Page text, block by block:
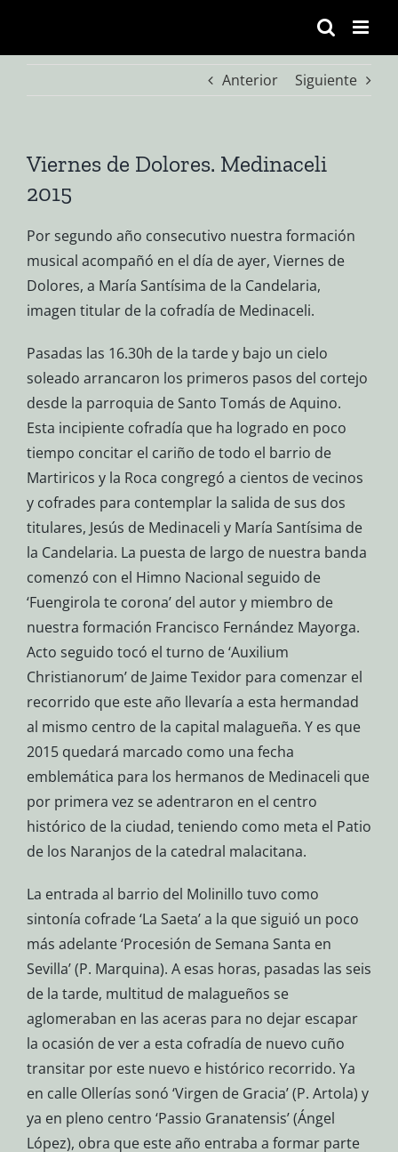
contenido
Anterior
Siguiente
Viernes de Dolores. Medinaceli
2015
Por segundo año consecutivo nuestra formación
musical acompañó en el día de ayer, Viernes de
Dolores, a María Santísima de la Candelaria,
imagen titular de la cofradía de Medinaceli.
Pasadas las 16.30h de la tarde y bajo un cielo
soleado arrancaron los primeros pasos del cortejo
desde la parroquia de Santo Tomás de Aquino.
Esta incipiente cofradía que ha logrado en poco
tiempo concitar el cariño de todo el barrio de
Martiricos y la Roca congregó a cientos de vecinos
y cofrades para contemplar la salida de sus dos
titulares, Jesús de Medinaceli y María Santísima de
la Candelaria. La puesta de largo de nuestra banda
comenzó con el Himno Nacional seguido de
‘Fuengirola te corona’ del autor y miembro de
nuestra formación Francisco Fernández Mayorga.
Acto seguido tocó el turno de ‘Auxilium
Christianorum’ de Jaime Texidor para comenzar el
recorrido que este año llevaría a esta hermandad
al mismo centro de la capital malagueña. Y es que
2015 quedará marcado como una fecha
emblemática para los hermanos de Medinaceli que
por primera vez se adentraron en el centro
histórico de la ciudad, teniendo como meta el Patio
de los Naranjos de la catedral malacitana.
La entrada al barrio del Molinillo tuvo como
sintonía cofrade ‘La Saeta’ a la que siguió un poco
más adelante ‘Procesión de Semana Santa en
Sevilla’ (P. Marquina). A esas horas, pasadas las seis
de la tarde, multitud de malagueños se
aglomeraban en las aceras para no dejar escapar
la ocasión de ver a esta cofradía de nuevo cuño
transitar por este nuevo e histórico recorrido. Ya
en calle Ollerías sonó ‘Virgen de Gracia’ (P. Artola) y
ya en pleno centro ‘Passio Granatensis’ (Ángel
López), obra que este año entraba a formar parte